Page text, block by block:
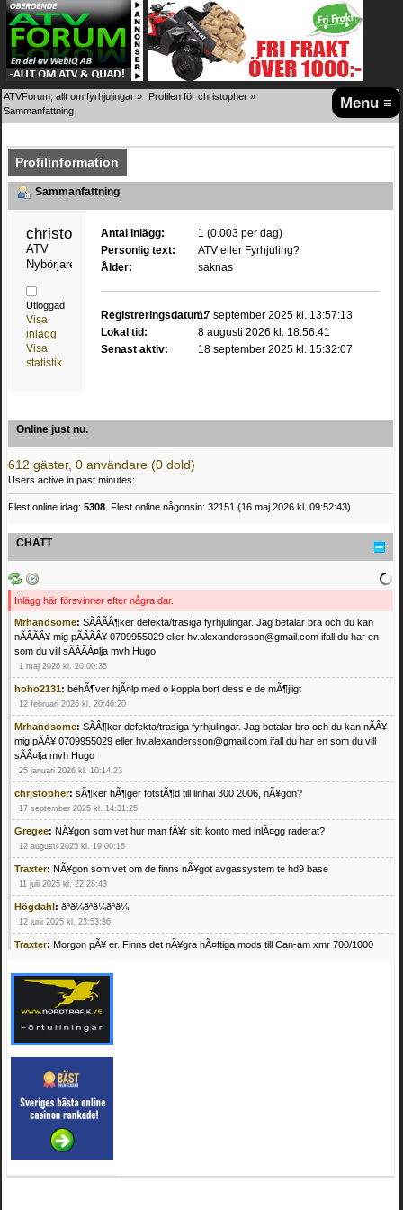
Menu ≡
ATVForum, allt om fyrhjulingar » Profilen för christopher »
Sammanfattning
Profilinformation
Sammanfattning
christopher
ATV
Nybörjare
Utloggad
Visa
inlägg
Visa
statistik
Antal inlägg:
1 (0.003 per dag)
Personlig text:
ATV eller Fyrhjuling?
Ålder:
saknas
Registreringsdatum:17 september 2025 kl. 13:57:13
Lokal tid:
8 augusti 2026 kl. 18:56:41
Senast aktiv:
18 september 2025 kl. 15:32:07
Online just nu.
612 gäster, 0 användare (0 dold)
Users active in past minutes:
Flest online idag: 5308 . Flest online någonsin: 32151 (16 maj 2026 kl. 09:52:43)
CHATT
Inlägg här försvinner efter några dar.
Mrhandsome: SÃÂÃÂ¶ker defekta/trasiga fyrhjulingar. Jag betalar bra och du kan
nÃÂÃÂ¥ mig pÃÂÃÂ¥ 0709955029 eller hv.alexandersson@gmail.com ifall du har en
som du vill sÃÂÃÂ¤lja mvh Hugo
1 maj 2026 kl. 20:00:35
hoho2131: behÃ¶ver hjÃ¤lp med o koppla bort dess e de mÃ¶jligt
12 februari 2026 kl. 20:46:20
Mrhandsome: SÃÂ¶ker defekta/trasiga fyrhjulingar. Jag betalar bra och du kan nÃÂ¥
mig pÃÂ¥ 0709955029 eller hv.alexandersson@gmail.com ifall du har en som du vill
sÃÂ¤lja mvh Hugo
25 januari 2026 kl. 10:14:23
christopher: sÃ¶ker hÃ¶ger fotstÃ¶d till linhai 300 2006, nÃ¥gon?
17 september 2025 kl. 14:31:25
Gregee: NÃ¥gon som vet hur man fÃ¥r sitt konto med inlÃ¤gg raderat?
12 augusti 2025 kl. 19:00:16
Traxter: NÃ¥gon som vet om de finns nÃ¥got avgassystem te hd9 base
11 juli 2025 kl. 22:28:43
Högdahl: ðªð¼ðªð¼ðªð¼
12 juni 2025 kl. 23:53:36
Traxter: Morgon pÃ¥ er. Finns det nÃ¥gra hÃ¤ftiga mods till Can-am xmr 700/1000
Mrhandsome:SÃ¶ker defekta/trasiga fyrhjulingar. Jag betalar bra och du kan nÃ¥ mig
pÃ¥ 0709955029 eller hv.alexandersson@gmail.com ifall du har en som du vill sÃ¤lja
mvh Hugo
21 februari 2025 kl. 09:25:52
Oscar5:NÃ¥gon som vet vad man kan begÃ¤ra fÃ¶r en Honda TRX 350 FE 2005
4 februari 2025 kl. 19:20:50
Oscar5:44
4 februari 2025 kl. 19:15:36
Greger59:NÃ¤gon som vet har en Cetek 500 EFI
15 januari 2025 kl. 23:49:44
Mrhandsome:SÃÂ¶ker defekta/trasiga fyrhjulingar. Jag betalar bra och du kan nÃÂ¥